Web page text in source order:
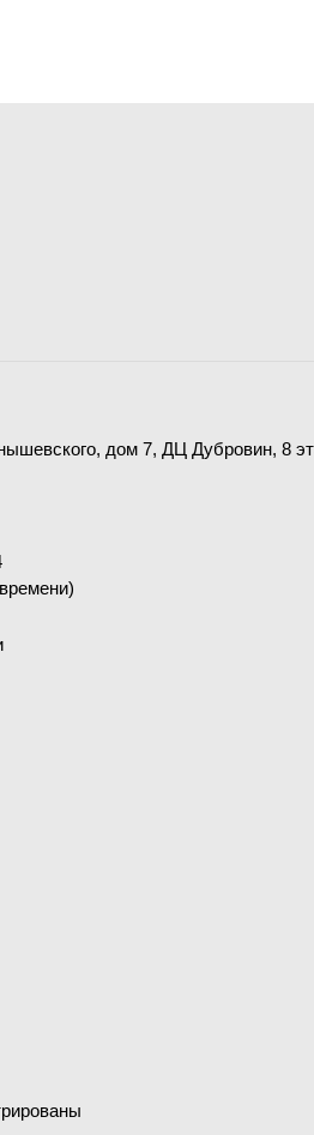
дом 7, ДЦ Дубровин, 8